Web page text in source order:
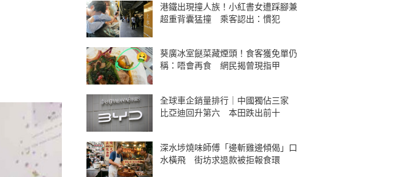
港鐵出現撞人族！小紅書女遭踩腳兼
超重背囊猛撞 乘客認出：慣犯
葵廣冰室餸菜藏煙頭！食客獲免單仍
稱：唔會再食 網民揭曾現指甲
全球車企銷量排行｜中國獨佔三家
比亞迪回升第六 本田跌出前十
深水埗燒味師傅「邊斬雞邊傾偈」口
水橫飛 街坊求退款被拒報食環